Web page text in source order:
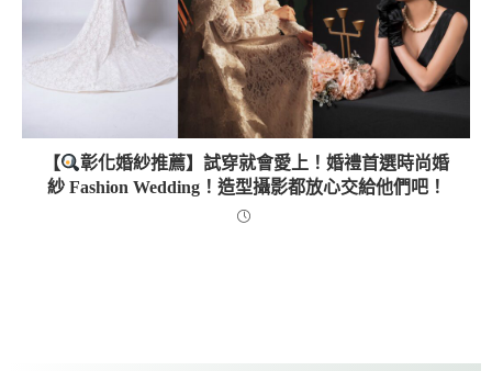
【
彰化婚紗推薦】試穿就會愛上！婚禮首選時尚婚
紗 Fashion Wedding！造型攝影都放心交給他們吧！